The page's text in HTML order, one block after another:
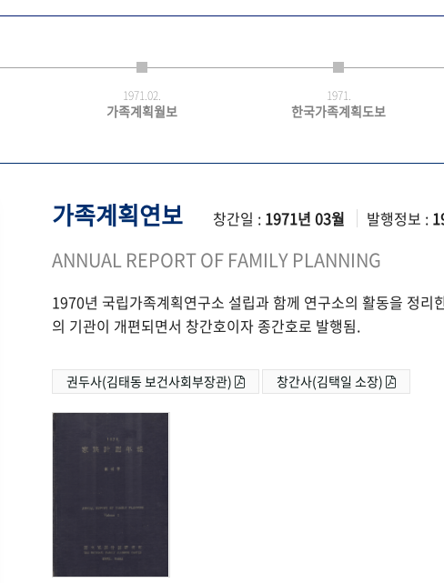
1971.02.
가족계획월보
1971.
한국가족계획도보
가족계획연보 창간일 : 1971년 03월 발행정보 :
ANNUAL REPORT OF FAMILY PLANNING
1970년 국립가족계획연구소 설립과 함께 연구소의 활동을 정
의 기관이 개편되면서 창간호이자 종간호로 발행됨.
권두사(김태동 보건사회부장관) 창간사(김택일 소장)